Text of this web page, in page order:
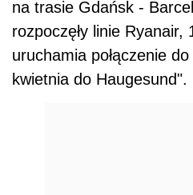
na trasie Gdańsk -
rozpoczęły linie Ryanair,
uruchamia połączenie
kwietnia do Haugesund".